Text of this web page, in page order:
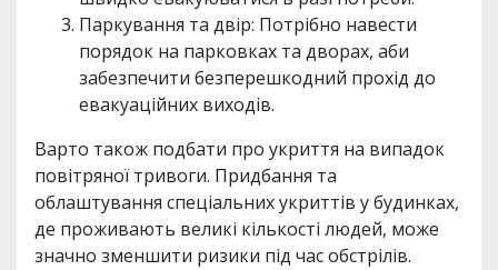
Паркування та двір: Потрібно навести
порядок на парковках та дворах, аби
забезпечити безперешкодний прохід до
евакуаційних виходів.
Варто також подбати про укриття на випадок
повітряної тривоги. Придбання та
облаштування спеціальних укриттів у будинках,
де проживають великі кількості людей, може
значно зменшити ризики під час обстрілів.